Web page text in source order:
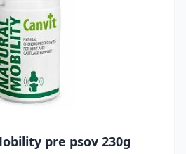
pre psov 230g